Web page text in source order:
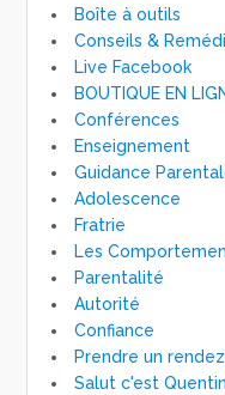
Boîte à outils
Conseils &
Live Facebook
BOUTIQUE EN
Conférences
Enseignement
Guidance
Adolescence
Fratrie
Les
Parentalité
Autorité
Confiance
Prendre un
Salut c'est